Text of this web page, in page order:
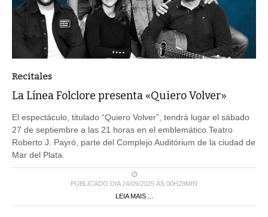
Recitales
La Línea Folclore presenta «Quiero Volver»
El espectáculo, titulado “Quiero Volver”, tendrá lugar el sábado
27 de septiembre a las 21 horas en el emblemático Teatro
Roberto J. Payró, parte del Complejo Auditórium de la ciudad de
Mar del Plata.
PUBLICADO DIA 24/09/2025 ÀS 00H29MIN
LEIA MAIS ...